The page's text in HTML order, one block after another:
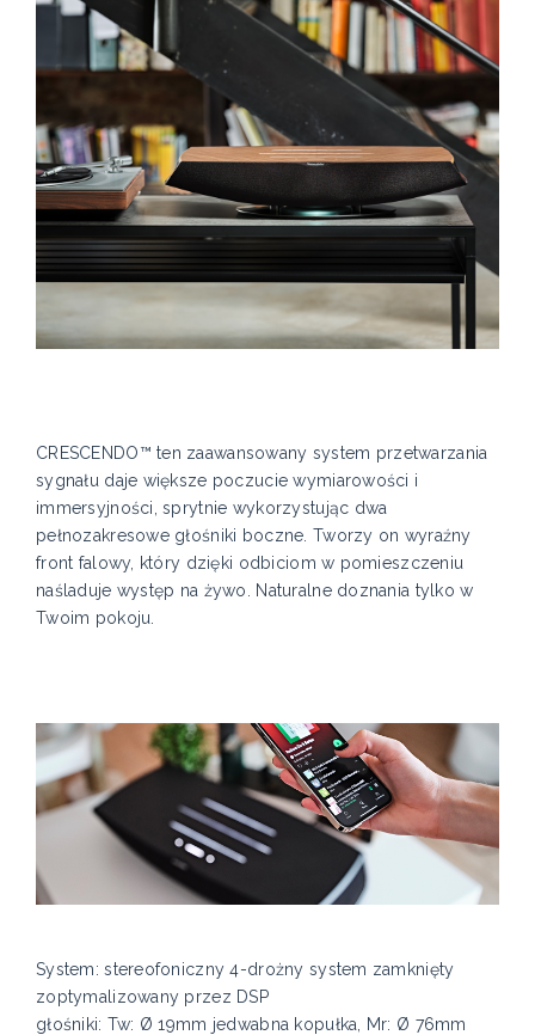
CRESCENDO™ ten zaawansowany system przetwarzania
sygnału daje większe poczucie wymiarowości i
immersyjności, sprytnie wykorzystując dwa
pełnozakresowe głośniki boczne. Tworzy on wyraźny
front falowy, który dzięki odbiciom w pomieszczeniu
naśladuje występ na żywo. Naturalne doznania tylko w
Twoim pokoju.
System: stereofoniczny 4-drożny system zamknięty
zoptymalizowany przez DSP
głośniki: Tw: Ø 19mm jedwabna kopułka, Mr: Ø 76mm